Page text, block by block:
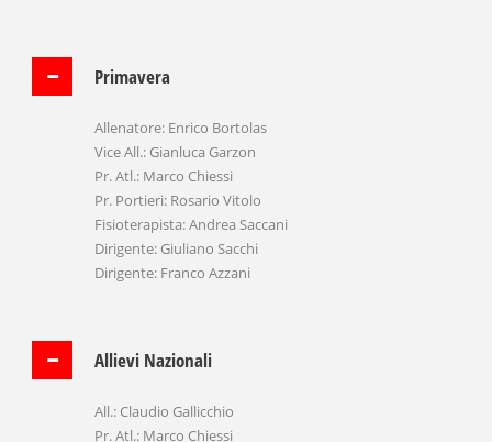
Primavera
Allenatore: Enrico Bortolas
Vice All.: Gianluca Garzon
Pr. Atl.: Marco Chiessi
Pr. Portieri: Rosario Vitolo
Fisioterapista: Andrea Saccani
Dirigente: Giuliano Sacchi
Dirigente: Franco Azzani
Allievi Nazionali
All.: Claudio Gallicchio
Pr. Atl.: Marco Chiessi